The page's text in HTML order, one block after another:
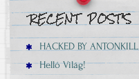
HACKED BY ANTONKILL
Helló Világ!